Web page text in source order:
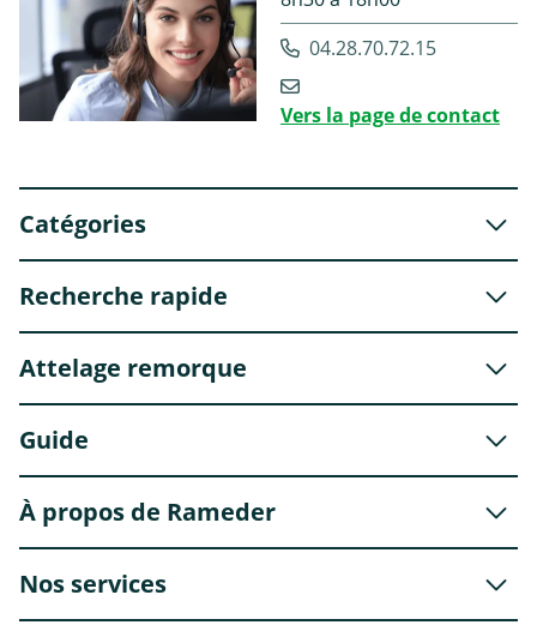
04.28.70.72.15
Vers la page de contact
Catégories
Recherche rapide
Attelage remorque
Guide
À propos de Rameder
Nos services